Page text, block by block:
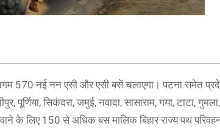
निगम 570 नई नन एसी और एसी बसें चलाएगा। पटना समेत
सिकंदरा, जमुई, नवादा, सासाराम, गया, टाटा,
के लिए 150 से अधिक बस मालिक बिहार राज्य पथ